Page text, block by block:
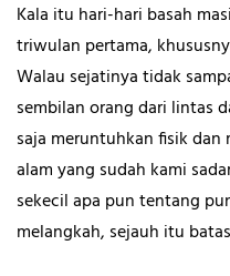
Kala itu hari-hari basah
triwulan pertama,
Walau sejatinya tidak
sembilan orang dari lintas
saja meruntuhkan fisik
alam yang sudah kami
sekecil apa pun tentang
melangkah, sejauh itu